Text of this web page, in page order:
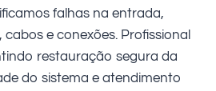
falhas na entrada,
cabos e conexões. Profissional
restauração segura da
do sistema e atendimento